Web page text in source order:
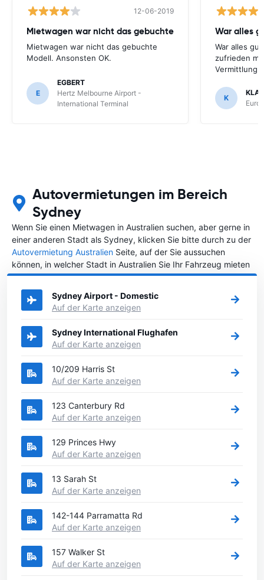
12-06-2019
Mietwagen war nicht das gebuchte
Mietwagen war nicht das gebuchte
Modell. Ansonsten OK.
E
EGBERT
Hertz Melbourne Airport -
International Terminal
War alles
War alles
zufrieden
Vermittlung
K
Autovermietungen im Bereich
Sydney
Wenn Sie einen Mietwagen in Australien suchen, aber gerne in
einer anderen Stadt als Sydney, klicken Sie bitte durch zu der
Autovermietung Australien Seite, auf der Sie aussuchen
können, in welcher Stadt in Australien Sie Ihr Fahrzeug mieten
wollen.
Sydney Airport - Domestic
Auf der Karte anzeigen
Sydney International Flughafen
Auf der Karte anzeigen
10/209 Harris St
Auf der Karte anzeigen
123 Canterbury Rd
Auf der Karte anzeigen
129 Princes Hwy
Auf der Karte anzeigen
13 Sarah St
Auf der Karte anzeigen
142-144 Parramatta Rd
Auf der Karte anzeigen
157 Walker St
Auf der Karte anzeigen